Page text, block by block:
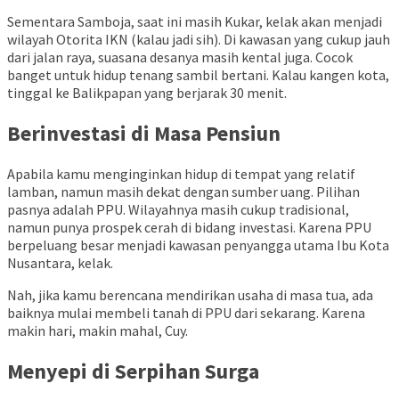
Sementara Samboja, saat ini masih Kukar, kelak akan menjadi
wilayah Otorita IKN (kalau jadi sih). Di kawasan yang cukup jauh
dari jalan raya, suasana desanya masih kental juga. Cocok
banget untuk hidup tenang sambil bertani. Kalau kangen kota,
tinggal ke Balikpapan yang berjarak 30 menit.
Berinvestasi di Masa Pensiun
Apabila kamu menginginkan hidup di tempat yang relatif
lamban, namun masih dekat dengan sumber uang. Pilihan
pasnya adalah PPU. Wilayahnya masih cukup tradisional,
namun punya prospek cerah di bidang investasi. Karena PPU
berpeluang besar menjadi kawasan penyangga utama Ibu Kota
Nusantara, kelak.
Nah, jika kamu berencana mendirikan usaha di masa tua, ada
baiknya mulai membeli tanah di PPU dari sekarang. Karena
makin hari, makin mahal, Cuy.
Menyepi di Serpihan Surga